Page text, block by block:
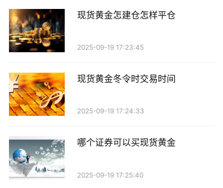
4. 交易工具：一些平台提供技术分析工具和实时行情，
可以帮助投资者做出更明智的决策。
三、注册账户
选择好交易平台后，您需要在该平台上注册一个账
户。注册过程一般包括以下步骤：
1. 提供基本个人信息，包括姓名、邮箱、电话号码
等。 2. 设置账户密码，并进行身份验证。 3. 根据平台
要求上传相关证件（如身份证明）进行KYC（了解您的
客户）验证。
现货黄金怎建仓怎样平仓
2025-09-19 17:23:45
现货黄金冬令时交易时间
2025-09-19 17:24:33
哪个证券可以买现货黄金
2025-09-19 17:25:40